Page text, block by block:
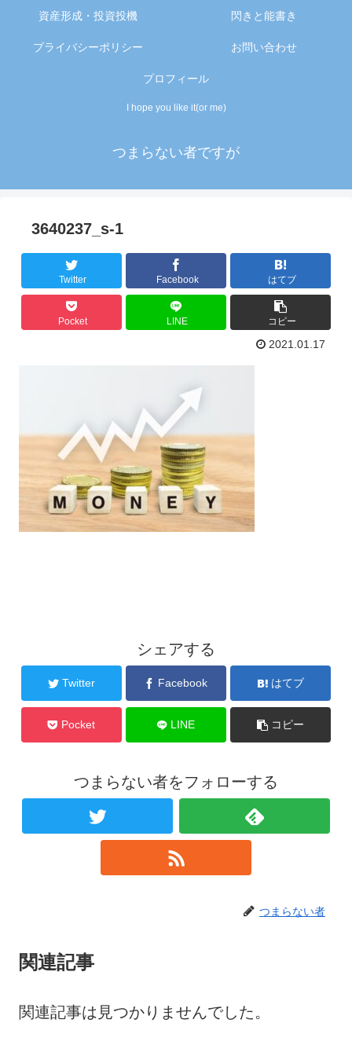
I hope you like it(or me)
つまらない者ですが
資産形成・投資投機 閃きと能書き
プライバシーポリシー お問い合わせ
プロフィール
3640237_s-1
Twitter Facebook はてブ
Pocket LINE コピー
2021.01.17
シェアする
Twitter Facebook はてブ
Pocket LINE コピー
つまらない者をフォローする
つまらない者
関連記事
関連記事は見つかりませんでした。